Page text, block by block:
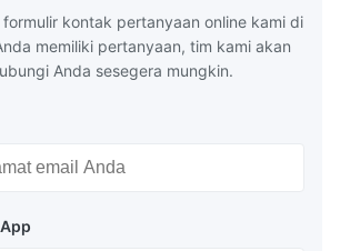
Q235,
kontak pertanyaan online kami di
memiliki pertanyaan, tim kami akan
Anda sesegera mungkin.